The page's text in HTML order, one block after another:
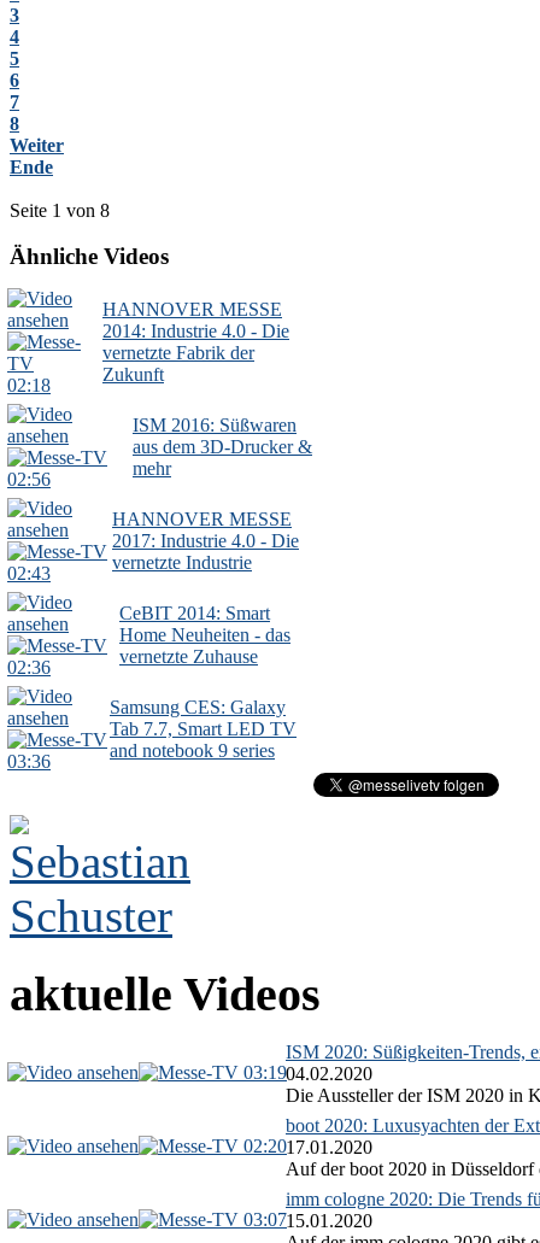
3
4
5
6
7
8
Weiter
Ende
Seite 1 von 8
Ähnliche Videos
02:18
HANNOVER MESSE
2014: Industrie 4.0 - Die
vernetzte Fabrik der
Zukunft
02:56
ISM 2016: Süßwaren
aus dem 3D-Drucker &
mehr
02:43
HANNOVER MESSE
2017: Industrie 4.0 - Die
vernetzte Industrie
02:36
CeBIT 2014: Smart
Home Neuheiten - das
vernetzte Zuhause
03:36
Samsung CES: Galaxy
Tab 7.7, Smart LED TV
and notebook 9 series
aktuelle Videos
03:19
ISM 2020: Süßigkeiten-Trends,
04.02.2020
Die Aussteller der ISM 2020 in
02:20
boot 2020: Luxusyachten der
17.01.2020
Auf der boot 2020 in Düsseldorf
03:07
imm cologne 2020: Die Trends
15.01.2020